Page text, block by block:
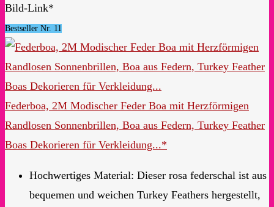
Bild-Link*
Bestseller Nr. 11
Federboa, 2M Modischer Feder Boa mit Herzförmigen
Randlosen Sonnenbrillen, Boa aus Federn, Turkey Feather
Boas Dekorieren für Verkleidung...*
Hochwertiges Material: Dieser rosa federschal ist aus
bequemen und weichen Turkey Feathers hergestellt,